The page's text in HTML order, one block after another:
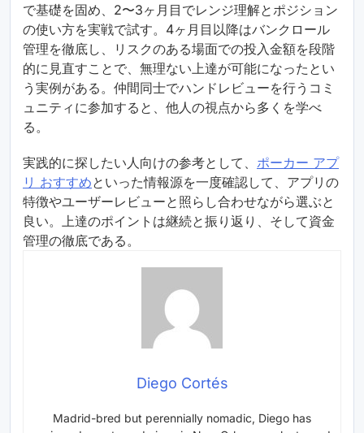
で基礎を固め、2〜3ヶ月目でレンジ理解とポジション
の使い方を実戦で試す。4ヶ月目以降はバンクロール
管理を徹底し、リスクのある場面での投入金額を段階
的に見直すことで、無理ない上達が可能になったとい
う実例がある。仲間同士でハンドレビューを行うコミ
ュニティに参加すると、他人の視点から多くを学べ
る。
実践的に探したい人向けの参考として、 ポーカー アプ
リ おすすめといった情報源を一度確認して、アプリの
特徴やユーザーレビューと照らし合わせながら選ぶと
良い。上達のポイントは継続と振り返り、そして資金
管理の徹底である。
Diego Cortés
Madrid-bred but perennially nomadic, Diego has